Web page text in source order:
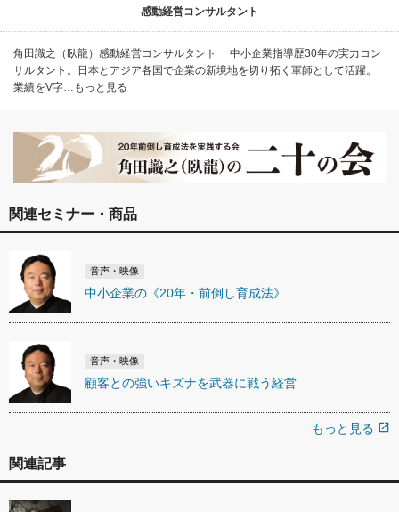
感動経営コンサルタント
角田識之（臥龍）感動経営コンサルタント 中小企業指導歴30年の実力コン
サルタント。日本とアジア各国で企業の新境地を切り拓く軍師として活躍。
業績をV字…もっと見る
関連セミナー・商品
音声・映像
中小企業の《20年・前倒し育成法》
音声・映像
顧客との強いキズナを武器に戦う経営
もっと見る open_in_new
関連記事